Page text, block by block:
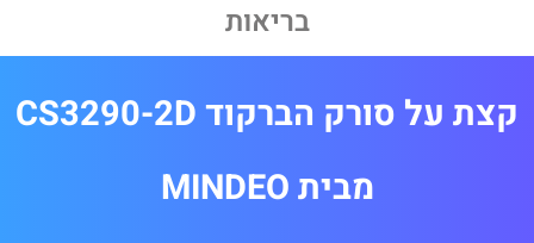
בריאות
קצת על סורק הברקוד CS3290-2D
מבית MINDEO